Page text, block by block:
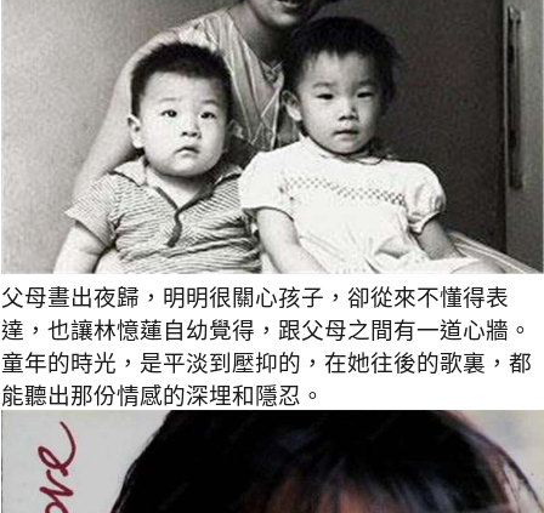
父母晝出夜歸，明明很關心孩子，卻從來不懂得表
達，也讓林憶蓮自幼覺得，跟父母之間有一道心牆。
童年的時光，是平淡到壓抑的，在她往後的歌裏，都
能聽出那份情感的深埋和隱忍。